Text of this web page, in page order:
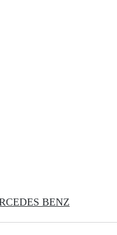
BENZ